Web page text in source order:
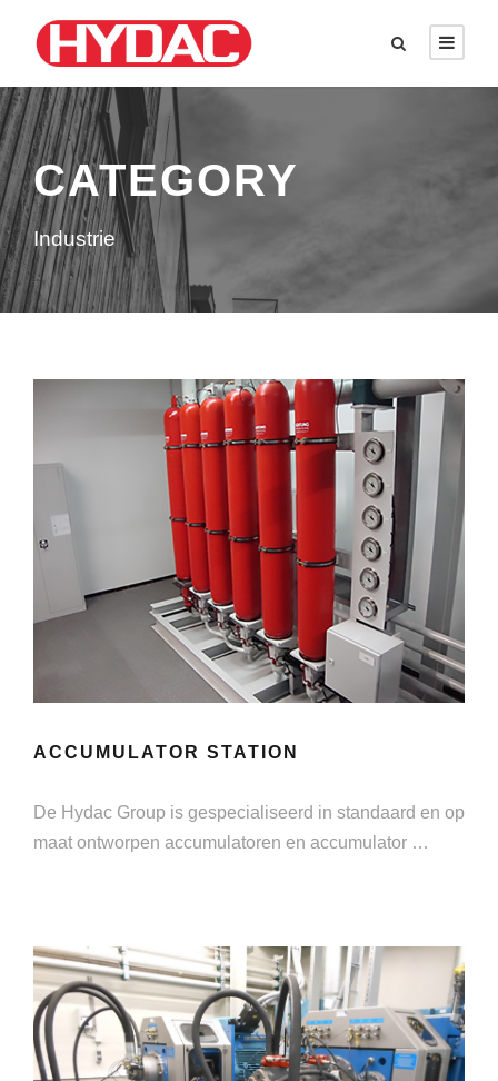
CATEGORY
Industrie
ACCUMULATOR STATION
De Hydac Group is gespecialiseerd in standaard en op
maat ontworpen accumulatoren en accumulator …